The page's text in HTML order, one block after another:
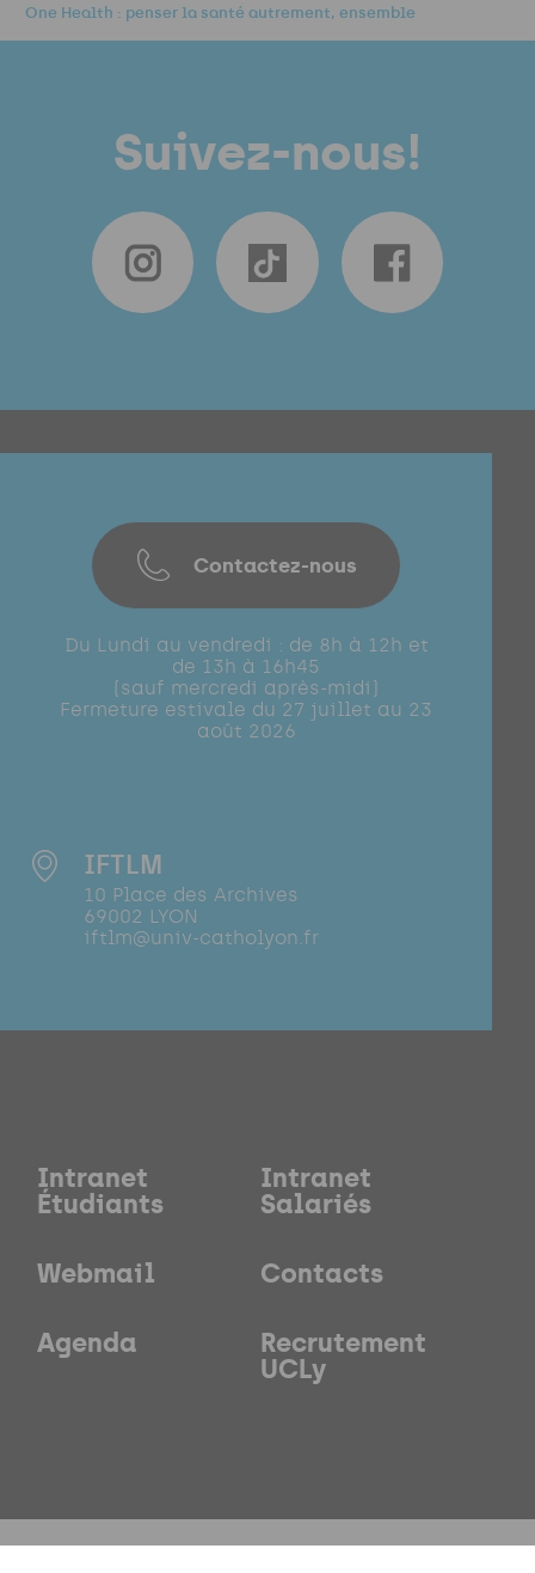
One Health : penser la santé autrement, ensemble
Suivez-nous!
Contactez-nous
Du Lundi au vendredi : de 8h à 12h et
de 13h à 16h45
(sauf mercredi après-midi)
Fermeture estivale du 27 juillet au 23
août 2026
IFTLM
10 Place des Archives
69002 LYON
iftlm@univ-catholyon.fr
Intranet
Étudiants
Intranet
Salariés
Webmail Contacts
Agenda Recrutement
UCLy